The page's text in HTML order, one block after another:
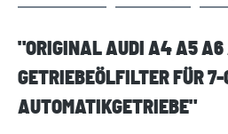
"ORIGINAL AUDI A4 A5 A6
GETRIEBEÖLFILTER FÜR 7-
AUTOMATIKGETRIEBE"